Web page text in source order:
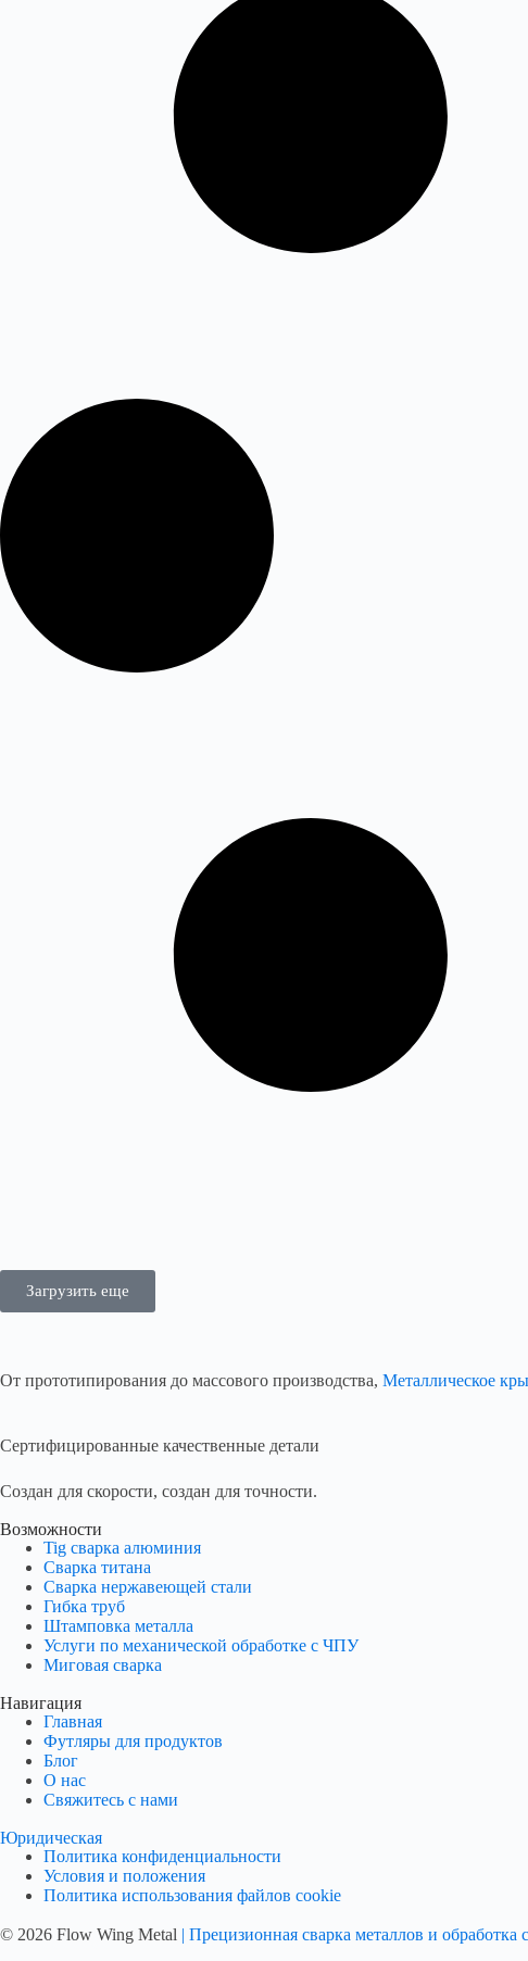
Загрузить еще
От прототипирования до массового производства, Металлическое
Сертифицированные качественные детали
Создан для скорости, создан для точности.
Возможности
Tig сварка алюминия
Сварка титана
Сварка нержавеющей стали
Гибка труб
Штамповка металла
Услуги по механической обработке с ЧПУ
Миговая сварка
Навигация
Главная
Футляры для продуктов
Блог
О нас
Свяжитесь с нами
Юридическая
Политика конфиденциальности
Условия и положения
Политика использования файлов cookie
© 2026 Flow Wing Metal | Прецизионная сварка металлов и обработка